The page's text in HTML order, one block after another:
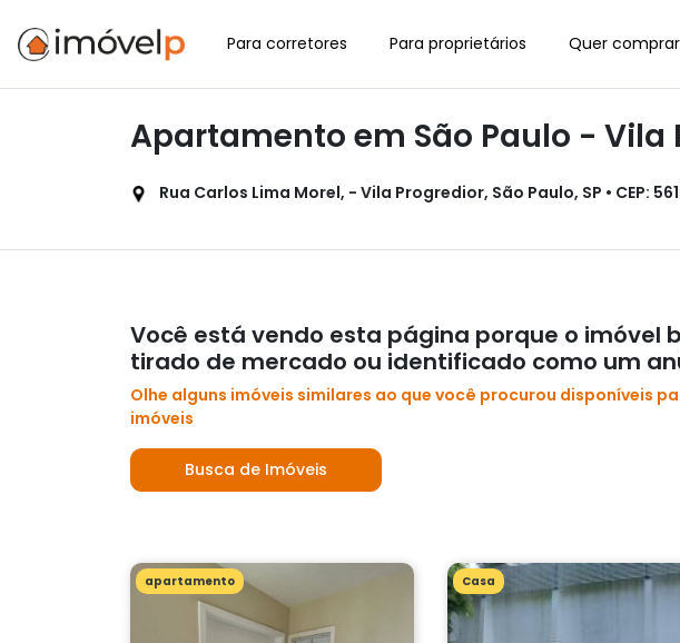
Para corretores Para proprietários Quer
Apartamento em São Paulo - Vila
Rua Carlos Lima Morel, - Vila Progredior, São Paulo, SP • CEP:
Você está vendo esta página porque o imóvel
tirado de mercado ou identificado como um
Olhe alguns imóveis similares ao que você procurou disponíveis
imóveis
Busca de Imóveis
apartamento Casa